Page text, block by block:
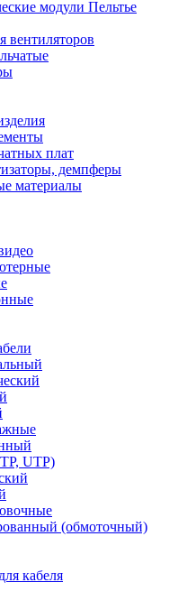
модули Пельтье
вентиляторов
плат
демпферы
материалы
UTP)
(обмоточный)
кабеля